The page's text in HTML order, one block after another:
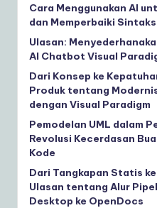
Cara Menggunakan AI
dan Memperbaiki
Ulasan:
AI Chatbot Visual
Dari Konsep ke
Produk tentang
dengan Visual Paradigm
Pemodelan UML dalam
Revolusi Kecerdasan
Kode
Dari Tangkapan Statis
Ulasan tentang Alur
Desktop ke OpenDocs